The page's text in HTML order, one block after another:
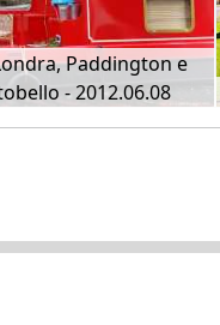
Paddington e
- 2012.06.08